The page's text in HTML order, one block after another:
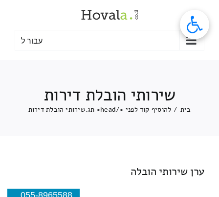
עבור ל
שירותי הובלת דירות
בית / להוסיף קוד לפני </head> תג. שירותי הובלת דירות
ערן שירותי הובלה